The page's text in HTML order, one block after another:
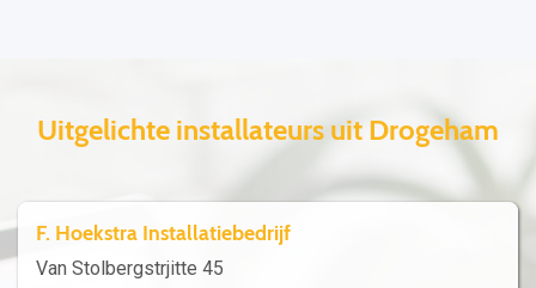
Uitgelichte installateurs uit Drogeham
F. Hoekstra Installatiebedrijf
Van Stolbergstrjitte 45